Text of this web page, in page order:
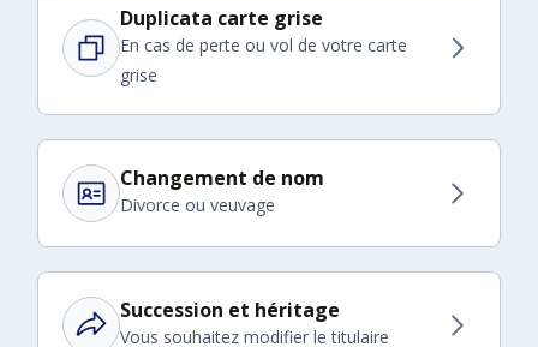
Duplicata carte grise
En cas de perte ou vol de votre carte
grise
Changement de nom
Divorce ou veuvage
Succession et héritage
Vous souhaitez modifier le titulaire